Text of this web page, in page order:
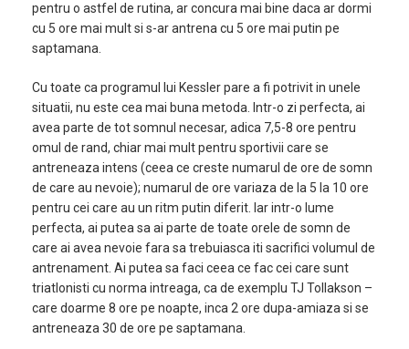
pentru o astfel de rutina, ar concura mai bine daca ar dormi
cu 5 ore mai mult si s-ar antrena cu 5 ore mai putin pe
saptamana.
Cu toate ca programul lui Kessler pare a fi potrivit in unele
situatii, nu este cea mai buna metoda. Intr-o zi perfecta, ai
avea parte de tot somnul necesar, adica 7,5-8 ore pentru
omul de rand, chiar mai mult pentru sportivii care se
antreneaza intens (ceea ce creste numarul de ore de somn
de care au nevoie); numarul de ore variaza de la 5 la 10 ore
pentru cei care au un ritm putin diferit. Iar intr-o lume
perfecta, ai putea sa ai parte de toate orele de somn de
care ai avea nevoie fara sa trebuiasca iti sacrifici volumul de
antrenament. Ai putea sa faci ceea ce fac cei care sunt
triatlonisti cu norma intreaga, ca de exemplu TJ Tollakson –
care doarme 8 ore pe noapte, inca 2 ore dupa-amiaza si se
antreneaza 30 de ore pe saptamana.